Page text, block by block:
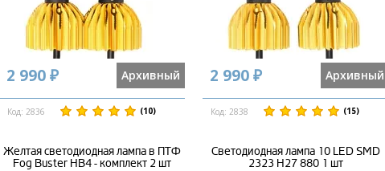
2 990 ₽ Архивный
Код: 2836 (10)
2 990 ₽ Архивный
Код: 2838 (15)
Желтая светодиодная лампа в ПТФ
Fog Buster HB4 - комплект 2 шт
Светодиодная лампа 10 LED SMD
2323 H27 880 1 шт